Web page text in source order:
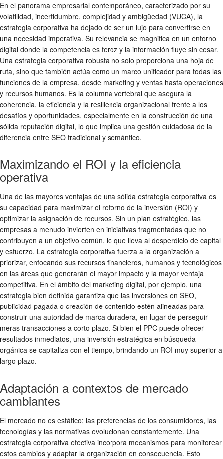
En el panorama empresarial contemporáneo, caracterizado por su
volatilidad, incertidumbre, complejidad y ambigüedad (VUCA), la
estrategia corporativa ha dejado de ser un lujo para convertirse en
una necesidad imperativa. Su relevancia se magnifica en un entorno
digital donde la competencia es feroz y la información fluye sin cesar.
Una estrategia corporativa robusta no solo proporciona una hoja de
ruta, sino que también actúa como un marco unificador para todas las
funciones de la empresa, desde marketing y ventas hasta operaciones
y recursos humanos. Es la columna vertebral que asegura la
coherencia, la eficiencia y la resiliencia organizacional frente a los
desafíos y oportunidades, especialmente en la construcción de una
sólida reputación digital, lo que implica una gestión cuidadosa de la
diferencia entre SEO tradicional y semántico.
Maximizando el ROI y la eficiencia
operativa
Una de las mayores ventajas de una sólida estrategia corporativa es
su capacidad para maximizar el retorno de la inversión (ROI) y
optimizar la asignación de recursos. Sin un plan estratégico, las
empresas a menudo invierten en iniciativas fragmentadas que no
contribuyen a un objetivo común, lo que lleva al desperdicio de capital
y esfuerzo. La estrategia corporativa fuerza a la organización a
priorizar, enfocando sus recursos financieros, humanos y tecnológicos
en las áreas que generarán el mayor impacto y la mayor ventaja
competitiva. En el ámbito del marketing digital, por ejemplo, una
estrategia bien definida garantiza que las inversiones en SEO,
publicidad pagada o creación de contenido estén alineadas para
construir una autoridad de marca duradera, en lugar de perseguir
meras transacciones a corto plazo. Si bien el PPC puede ofrecer
resultados inmediatos, una inversión estratégica en búsqueda
orgánica se capitaliza con el tiempo, brindando un ROI muy superior a
largo plazo.
Adaptación a contextos de mercado
cambiantes
El mercado no es estático; las preferencias de los consumidores, las
tecnologías y las normativas evolucionan constantemente. Una
estrategia corporativa efectiva incorpora mecanismos para monitorear
estos cambios y adaptar la organización en consecuencia. Esto